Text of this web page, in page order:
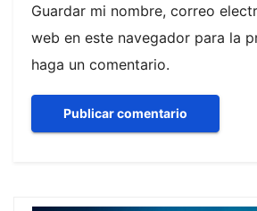
Guardar mi nombre, correo
web en este navegador para la
haga un comentario.